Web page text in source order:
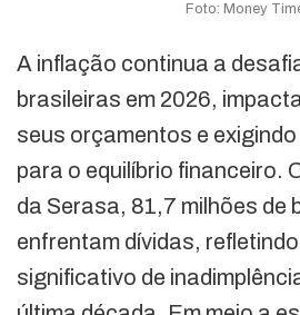
Foto: Money
A inflação continua a
brasileiras em 2026,
seus orçamentos e
para o equilíbrio financeiro.
da Serasa, 81,7 milhões de
enfrentam dívidas,
significativo de